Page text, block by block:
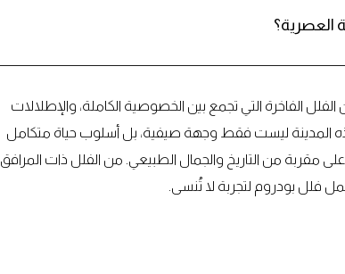
الفاخرة التي تجمع بين الخصوصية الكاملة، والإطلالات
هذه المدينة ليست فقط وجهة صيفية، بل أسلوب حياة متكامل
مقربة من التاريخ والجمال الطبيعي. من الفلل ذات المرافق
فلل بودروم لتجربة لا تُنسى.